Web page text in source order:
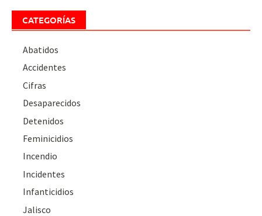
CATEGORÍAS
Abatidos
Accidentes
Cifras
Desaparecidos
Detenidos
Feminicidios
Incendio
Incidentes
Infanticidios
Jalisco